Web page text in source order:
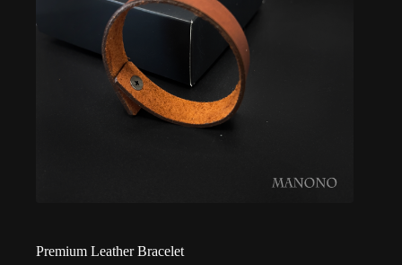
Premium Leather Bracelet